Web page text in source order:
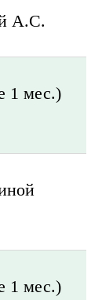
А.С.
1 мес.)
1 мес.)